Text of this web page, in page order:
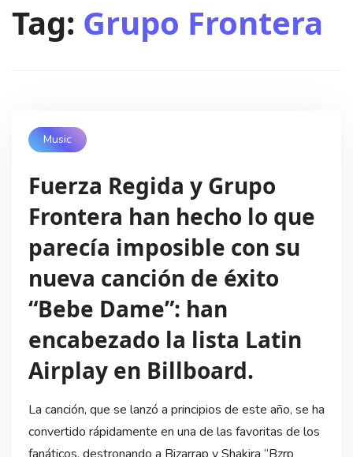
Tag: Grupo Frontera
Music
Fuerza Regida y Grupo
Frontera han hecho lo que
parecía imposible con su
nueva canción de éxito
“Bebe Dame”: han
encabezado la lista Latin
Airplay en Billboard.
La canción, que se lanzó a principios de este año, se ha
convertido rápidamente en una de las favoritas de los